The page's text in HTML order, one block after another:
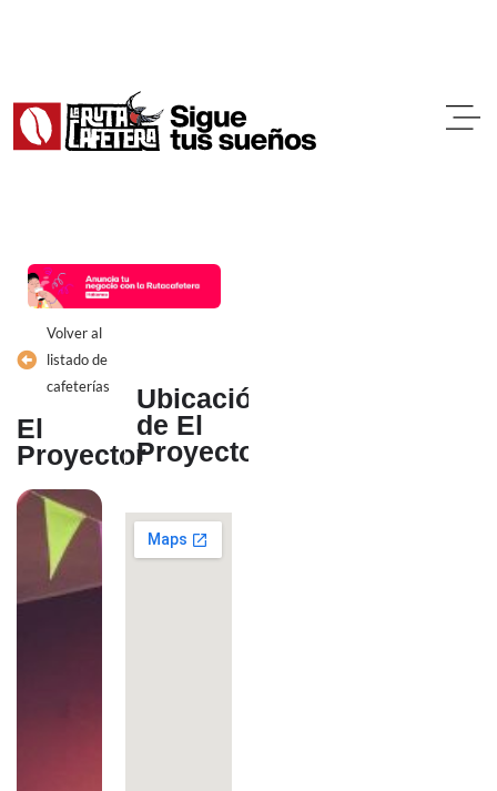
Volver al
listado de
cafeterías
El
Proyector
Ubicación
de El
Proyector